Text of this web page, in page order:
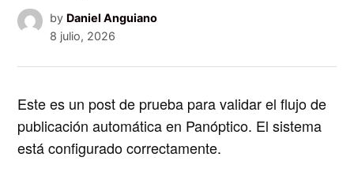
by Daniel Anguiano
8 julio, 2026
Este es un post de prueba para validar el flujo de
publicación automática en Panóptico. El sistema
está configurado correctamente.